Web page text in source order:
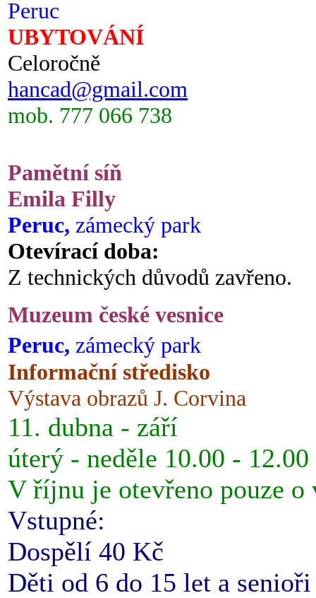
Peruc
UBYTOVÁNÍ
Celoročně
hancad@gmail.com
mob. 777 066 738
Pamětní síň
Emila Filly
Peruc, zámecký park
Otevírací doba:
Z technických důvodů zavřeno.
Muzeum české vesnice
Peruc, zámecký park
Informační středisko
Výstava obrazů J. Corvina
11. dubna - září
úterý - neděle 10.00 -
V říjnu je otevřeno pouze o
Vstupné:
Dospělí 40 Kč
Děti od 6 do 15 let a